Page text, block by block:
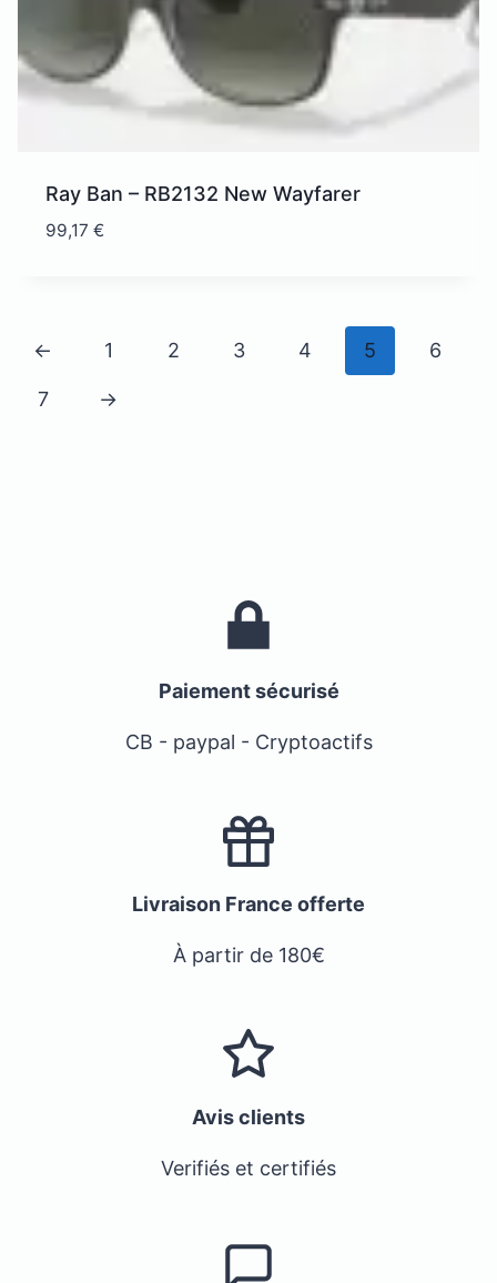
Ray Ban – RB2132 New Wayfarer
99,17€
← 1 2 3 4 5 6
7 →
Paiement sécurisé
CB - paypal - Cryptoactifs
Livraison France offerte
À partir de 180€
Avis clients
Verifiés et certifiés